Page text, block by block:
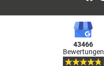
43466
Bewertungen